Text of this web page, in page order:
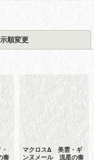
順変更
奏
マクロスΔ 美雲・ギ
ンヌメール 流星の奏